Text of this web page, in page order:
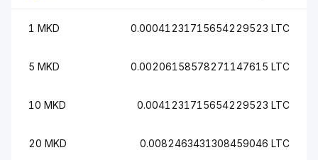
1 MKD 0.00041231715654229523 LTC
5 MKD 0.00206158578271147615 LTC
10 MKD 0.0041231715654229523 LTC
20 MKD 0.0082463431308459046 LTC